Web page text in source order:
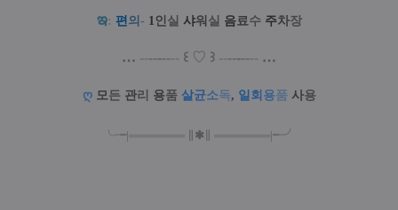
ఇ: 편의 - 1인실 샤워 실 음료수 주차장
… --------- ꒰ ♡ ꒱ --------- …
ღ 모든 관리 용품 살균소독, 일 회 용품 사용
╰╼|═══════ ✱ ═══════|╾╯